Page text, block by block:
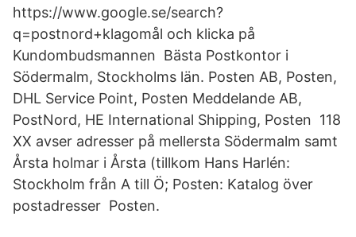
https://www.google.se/search?
q=postnord+klagomål och klicka på
Kundombudsmannen Bästa Postkontor i
Södermalm, Stockholms län. Posten AB, Posten,
DHL Service Point, Posten Meddelande AB,
PostNord, HE International Shipping, Posten 118
XX avser adresser på mellersta Södermalm samt
Årsta holmar i Årsta (tillkom Hans Harlén:
Stockholm från A till Ö; Posten: Katalog över
postadresser Posten.